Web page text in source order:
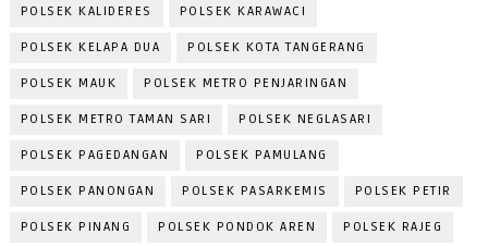
POLSEK KALIDERES POLSEK KARAWACI
POLSEK KELAPA DUA POLSEK KOTA TANGERANG
POLSEK MAUK POLSEK METRO PENJARINGAN
POLSEK METRO TAMAN SARI POLSEK NEGLASARI
POLSEK PAGEDANGAN POLSEK PAMULANG
POLSEK PANONGAN POLSEK PASARKEMIS POLSEK PETIR
POLSEK PINANG POLSEK PONDOK AREN POLSEK RAJEG